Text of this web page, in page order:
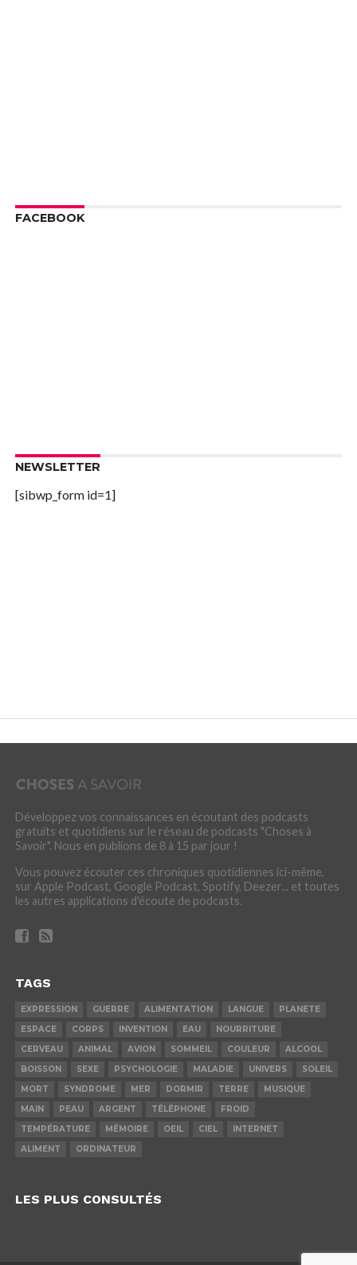
FACEBOOK
NEWSLETTER
[sibwp_form id=1]
Développez vos connaissances en écoutant des podcasts
gratuits et quotidiens sur le réseau de podcasts "Choses à
Savoir". Nous en publions de 8 à 15 par jour !
Vous pouvez écouter ces chroniques quotidiennes ici-même,
sur Apple Podcast, Google Podcast, Spotify, Deezer... et toutes
les autres applications d'écoute de podcasts.
TAGS
EXPRESSION GUERRE ALIMENTATION LANGUE
PLANETE
ESPACE
CORPS INVENTION EAU
NOURRITURE
CERVEAU
ANIMAL AVION SOMMEIL COULEUR
ALCOOL
BOISSON
SEXE PSYCHOLOGIE MALADIE UNIVERS
SOLEIL
MORT
SYNDROME MER DORMIR TERRE
MUSIQUE
MAIN
PEAU ARGENT TÉLÉPHONE
FROID
TEMPÉRATURE
MÉMOIRE OEIL CIEL
INTERNET
ALIMENT
ORDINATEUR
LES PLUS CONSULTÉS